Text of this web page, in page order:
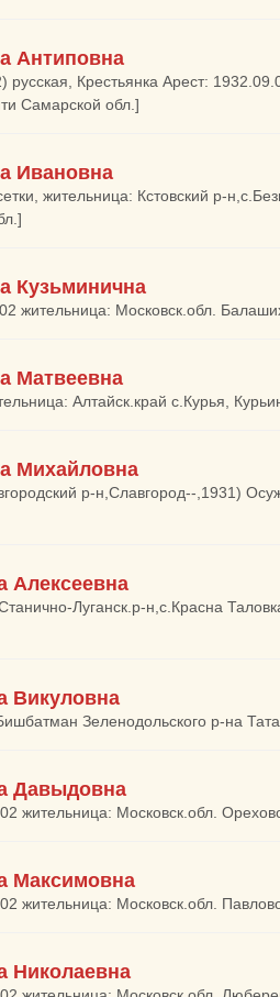
Антиповна
русская, Крестьянка Арест:
Самарской обл.]
Ивановна
жительница: Кстовский р-
Кузьминична
жительница: Московск.обл.
Матвеевна
Алтайск.край с.Курья,
Михайловна
р-н,Славгород--,1931)
Алексеевна
Луганск.р-н,с.Красна
Викуловна
Зеленодольского р-на
Давыдовна
жительница: Московск.обл.
Максимовна
жительница: Московск.обл.
Николаевна